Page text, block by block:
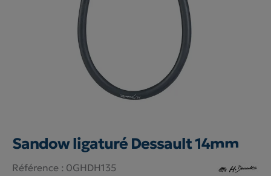
Sandow ligaturé Dessault 14mm
Référence : 0GHDH135